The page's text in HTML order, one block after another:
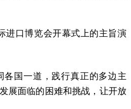
口博览会开幕式上的主旨演
国一道，践行真正的多边主
展面临的困难和挑战，让开放